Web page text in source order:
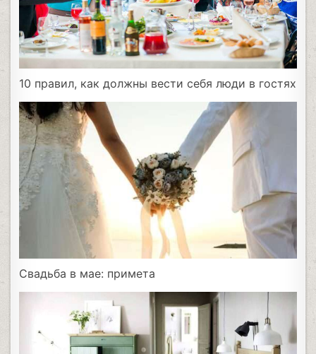
10 правил, как должны вести себя люди в гостях
Свадьба в мае: примета